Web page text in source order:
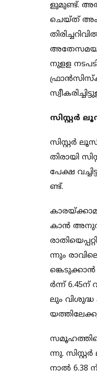
ളുമു​​​​ണ്ട്.
ചെ​​​​യ്ത്
നു​​​​ള​​​​ള
ഫ്രാ​​​​ൻ​​​​സി​​​​സ്ക
സി​​സ്റ്റ​​ർ
സി​​​​സ്റ്റ​​​​ർ
തി​​​​രാ​​​​യി
പേ​​​​ക്ഷ
ണ്ട്.
കാ​​​​ൻ
ന്നും
ർ​​​​ന്ന്
ലും വി​​​​ശു​​​​ദ്ധ
സ​​​​മൂ​​​​ഹ​​​​ത്തി​​​​ലെ
ന്നു.
നാ​​​​ൽ 6.38